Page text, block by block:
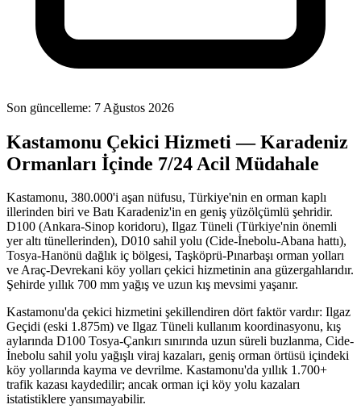
Son güncelleme: 7 Ağustos 2026
Kastamonu Çekici Hizmeti — Karadeniz
Ormanları İçinde 7/24 Acil Müdahale
Kastamonu, 380.000'i aşan nüfusu, Türkiye'nin en orman kaplı
illerinden biri ve Batı Karadeniz'in en geniş yüzölçümlü şehridir.
D100 (Ankara-Sinop koridoru), Ilgaz Tüneli (Türkiye'nin önemli
yer altı tünellerinden), D010 sahil yolu (Cide-İnebolu-Abana hattı),
Tosya-Hanönü dağlık iç bölgesi, Taşköprü-Pınarbaşı orman yolları
ve Araç-Devrekani köy yolları çekici hizmetinin ana güzergahlarıdır.
Şehirde yıllık 700 mm yağış ve uzun kış mevsimi yaşanır.
Kastamonu'da çekici hizmetini şekillendiren dört faktör vardır: Ilgaz
Geçidi (eski 1.875m) ve Ilgaz Tüneli kullanım koordinasyonu, kış
aylarında D100 Tosya-Çankırı sınırında uzun süreli buzlanma, Cide-
İnebolu sahil yolu yağışlı viraj kazaları, geniş orman örtüsü içindeki
köy yollarında kayma ve devrilme. Kastamonu'da yıllık 1.700+
trafik kazası kaydedilir; ancak orman içi köy yolu kazaları
istatistiklere yansımayabilir.